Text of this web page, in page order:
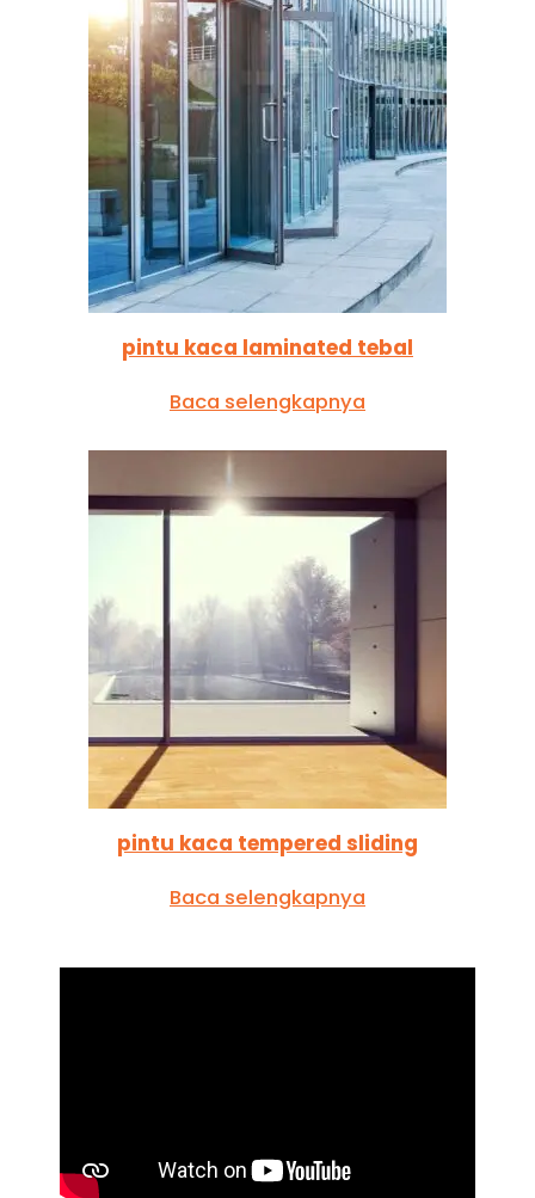
pintu kaca laminated tebal
Baca selengkapnya
pintu kaca tempered sliding
Baca selengkapnya